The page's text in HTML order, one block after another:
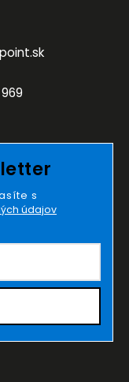
s
údajov